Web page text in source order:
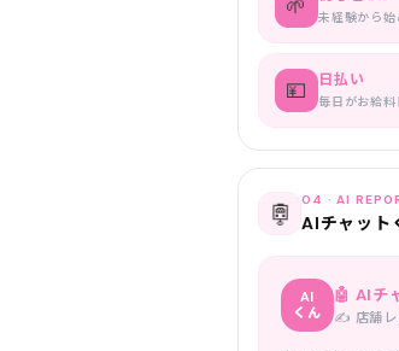
🌱 未経験から始
💴 日払い
毎日がお給料
🤖 04 · AI
AIチャット
AI
くん
🤖 AIチ
✍️ 店舗レ